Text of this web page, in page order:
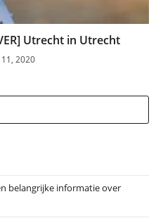
Utrecht in Utrecht
2020
op
belangrijke informatie over